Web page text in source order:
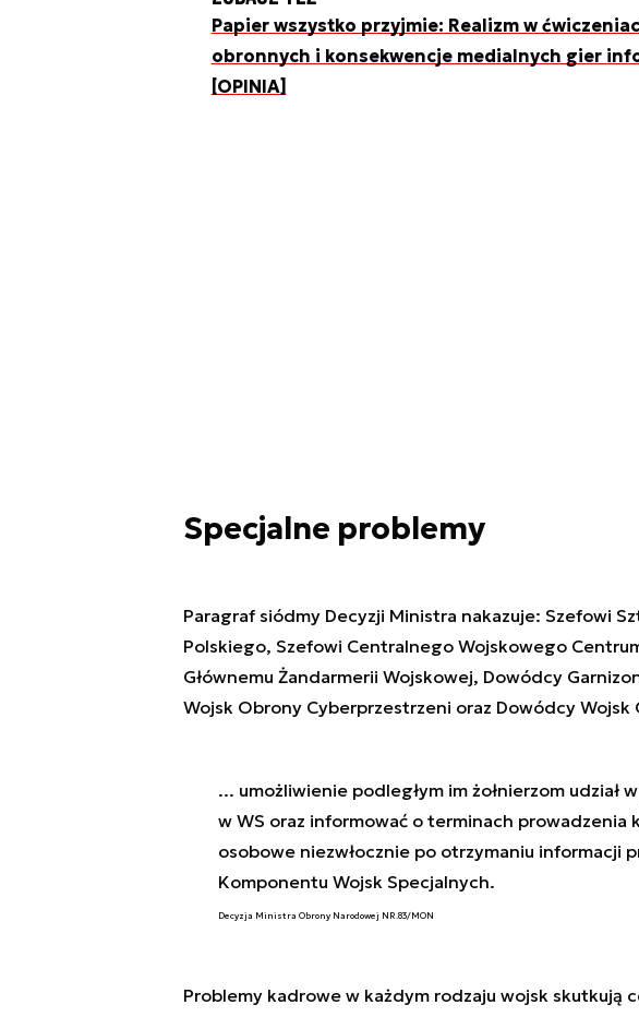
Papier wszystko przyjmie: Realizm w
obronnych i konsekwencje medialnych gier
[OPINIA]
Specjalne problemy
Paragraf siódmy Decyzji Ministra nakazuje: Szefowi
Polskiego, Szefowi Centralnego Wojskowego
Głównemu Żandarmerii Wojskowej, Dowódcy
Wojsk Obrony Cyberprzestrzeni oraz Dowódcy
... umożliwienie podległym im żołnierzom udział
w WS oraz informować o terminach prowadzenia
osobowe niezwłocznie po otrzymaniu informacji
Komponentu Wojsk Specjalnych.
Decyzja Ministra Obrony Narodowej NR.83/MON
Problemy kadrowe w każdym rodzaju wojsk skutkują